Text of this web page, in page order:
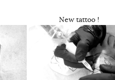
New tattoo !